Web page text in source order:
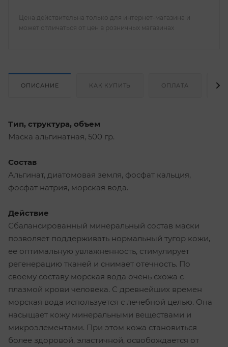
Цена действительна только для интернет-магазина и
может отличаться от цен в розничных магазинах
ОПИСАНИЕ КАК КУПИТЬ ОПЛАТА
Тип, структура, объем
Маска альгинатная, 500 гр.
Состав
Альгинат, диатомовая земля, фосфат кальция,
фосфат натрия, морская вода.
Действие
Сбалансированный минеральный состав маски
позволяет поддерживать нормальный тугор кожи,
ее оптимальную увлажненность, стимулирует
регенерацию тканей и снимает отечность. По
своему составу морская вода очень схожа с
плазмой крови человека. С древнейших времен
морская вода используется с лечебной целью. Она
насыщает кожу минеральными веществами и
микроэлементами. При этом кожа становиться
более здоровой, эластичной, освобождается от